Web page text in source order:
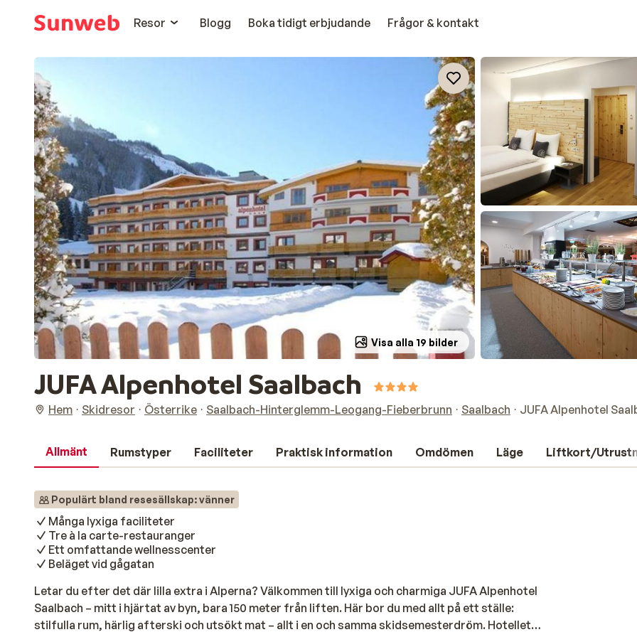
Resor
Blogg Boka tidigt erbjudande Frågor & kontakt
Visa alla 19 bilder
JUFA Alpenhotel Saalbach
Hem Skidresor Österrike Saalbach-Hinterglemm-Leogang-Fieberbrunn Saalbach JUFA Alpenhotel
Allmänt Rumstyper Faciliteter Praktisk information Omdömen Läge Liftkort/
Populärt bland resesällskap: vänner
Många lyxiga faciliteter
Tre à la carte-restauranger
Ett omfattande wellnesscenter
Beläget vid gågatan
Letar du efter det där lilla extra i Alperna? Välkommen till lyxiga och charmiga JUFA Alpenhotel
Saalbach – mitt i hjärtat av byn, bara 150 meter från liften. Här bor du med allt på ett ställe:
stilfulla rum, härlig afterski och utsökt mat – allt i en och samma skidsemesterdröm. Hotellet